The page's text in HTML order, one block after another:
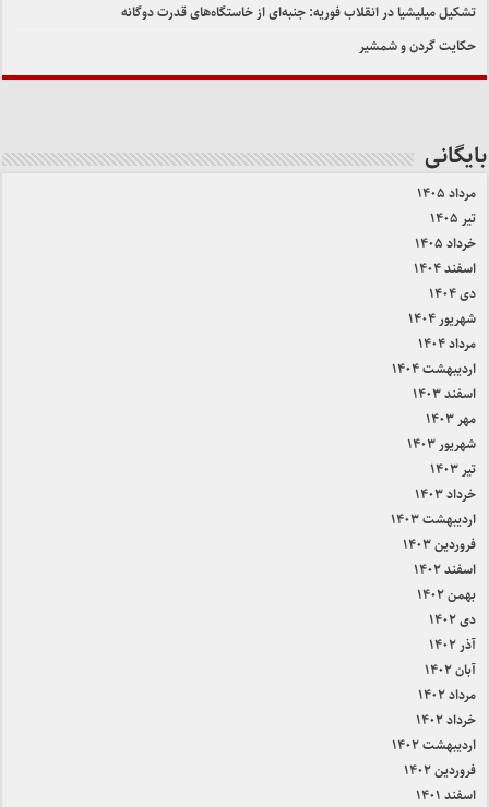
تشکیل میلیشیا در انقلاب فوریه: جنبه‌ای از خاستگاه‌های قدرت دوگانه
حکایت گردن و شمشیر
بایگانی
مرداد ۱۴۰۵
تیر ۱۴۰۵
خرداد ۱۴۰۵
اسفند ۱۴۰۴
دی ۱۴۰۴
شهریور ۱۴۰۴
مرداد ۱۴۰۴
اردیبهشت ۱۴۰۴
اسفند ۱۴۰۳
مهر ۱۴۰۳
شهریور ۱۴۰۳
تیر ۱۴۰۳
خرداد ۱۴۰۳
اردیبهشت ۱۴۰۳
فروردین ۱۴۰۳
اسفند ۱۴۰۲
بهمن ۱۴۰۲
دی ۱۴۰۲
آذر ۱۴۰۲
آبان ۱۴۰۲
مرداد ۱۴۰۲
خرداد ۱۴۰۲
اردیبهشت ۱۴۰۲
فروردین ۱۴۰۲
اسفند ۱۴۰۱